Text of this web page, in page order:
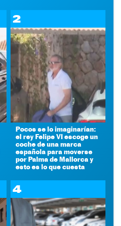
2
Pocos se lo imaginarían:
el rey Felipe VI escoge un
coche de una marca
española para moverse
por Palma de Mallorca y
esto es lo que cuesta
4